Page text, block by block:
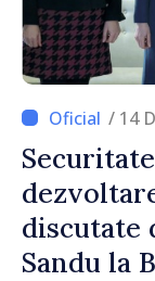
/ 14
discutate
Sandu la